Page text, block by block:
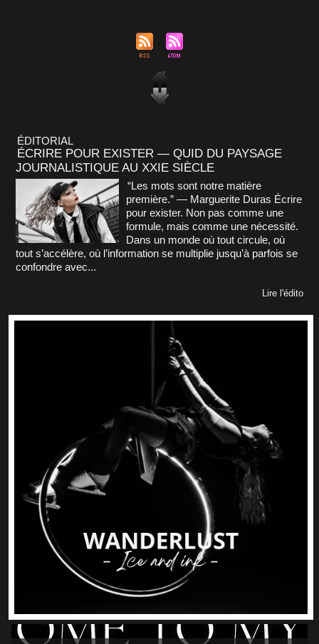
ÉDITORIAL
ÉCRIRE POUR EXISTER — QUID DU PAYSAGE
JOURNALISTIQUE AU XXIE SIÈCLE
“Les mots sont notre matière
première.” — Marguerite Duras Écrire
pour exister. Non pas comme une
formule, mais comme une nécessité.
Dans un monde où tout circule, où
tout s’accélère, où l’information se multiplie jusqu’à parfois se
confondre avec...
Lire l'édito